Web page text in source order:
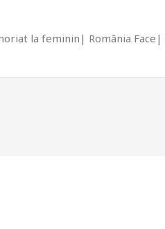
la feminin România Face